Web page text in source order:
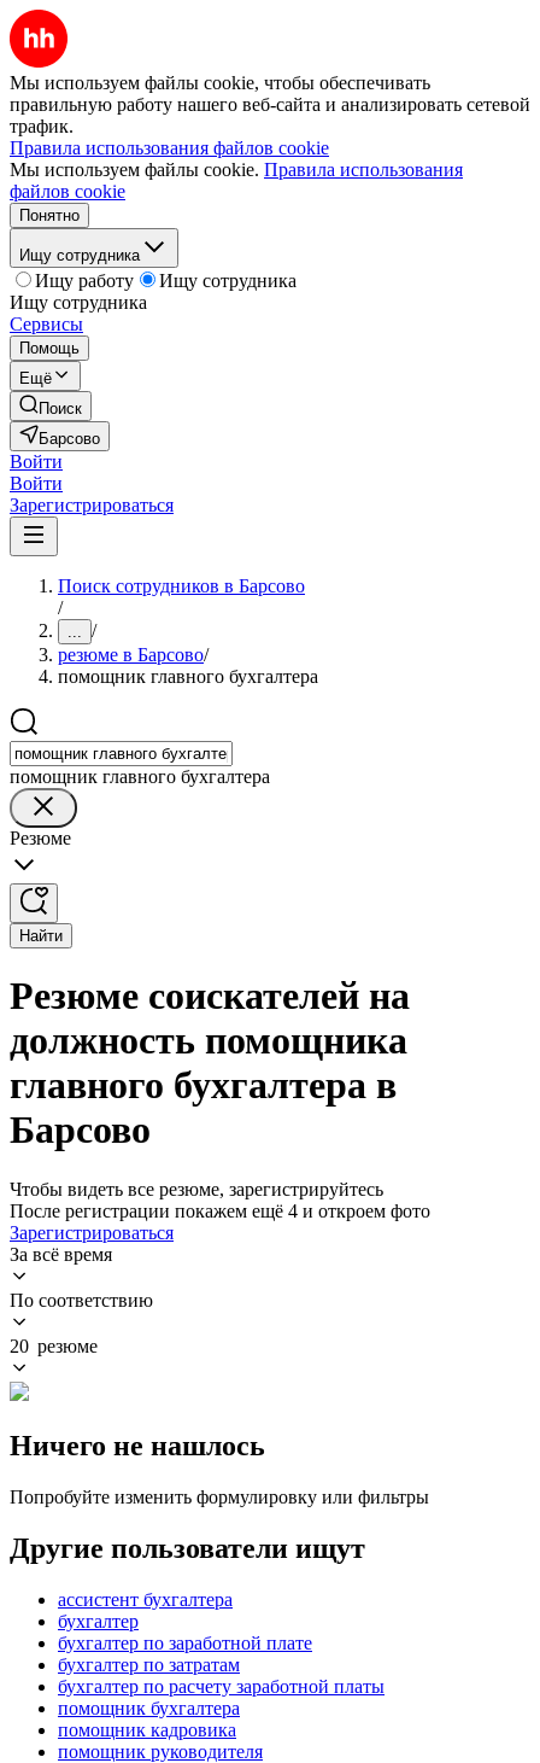
Мы используем файлы cookie, чтобы обеспечивать
правильную работу нашего веб-сайта и анализировать сетевой
трафик.
Правила использования файлов cookie
Мы используем файлы cookie. Правила использования
файлов cookie
Понятно
Ищу сотрудника
Ищу работу
Ищу сотрудника
Ищу сотрудника
Сервисы
Помощь
Ещё
Поиск
Барсово
Войти
Войти
Зарегистрироваться
Поиск сотрудников в Барсово
/
... /
резюме в Барсово/
помощник главного бухгалтера
помощник главного бухгалтера
Резюме
Найти
Резюме соискателей на
должность помощника
главного бухгалтера в
Барсово
Чтобы видеть все резюме, зарегистрируйтесь
После регистрации покажем ещё 4 и откроем фото
Зарегистрироваться
За всё время
По соответствию
20 резюме
Ничего не нашлось
Попробуйте изменить формулировку или фильтры
Другие пользователи ищут
ассистент бухгалтера
бухгалтер
бухгалтер по заработной плате
бухгалтер по затратам
бухгалтер по расчету заработной платы
помощник бухгалтера
помощник кадровика
помощник руководителя